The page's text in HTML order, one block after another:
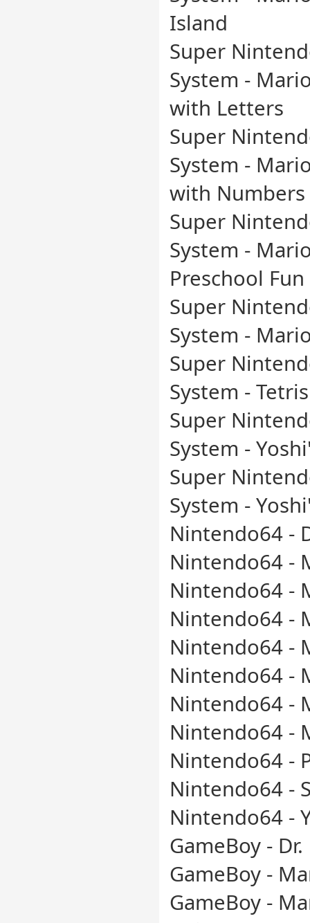
Island
Super
System -
with Letters
Super
System -
with Numbers
Super
System -
Preschool Fun
Super
System -
Super
System -
Super
System -
Super
System -
Nintendo64 -
Nintendo64 -
Nintendo64 -
Nintendo64 -
Nintendo64 -
Nintendo64 -
Nintendo64 -
Nintendo64 -
Nintendo64 -
Nintendo64 -
Nintendo64 -
GameBoy -
GameBoy -
GameBoy -